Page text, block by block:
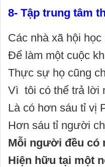
8- Tập trung tâm
Các nhà xã hội
Để làm một cuộc
Thực sự họ cũng
Vì tôi có thể trả lời
Là có hơn sáu tỉ vị
Hơn sáu tỉ người
Mỗi người đều có
Hiện hữu tại một